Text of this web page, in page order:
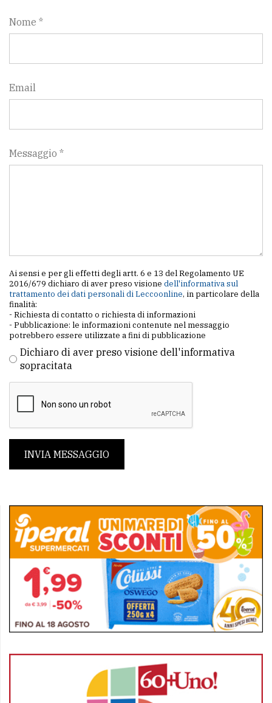
Nome *
Email
Messaggio *
Ai sensi e per gli effetti degli artt. 6 e 13 del Regolamento UE
2016/679 dichiaro di aver preso visione dell'informativa sul
trattamento dei dati personali di Leccoonline, in particolare della
finalità:
- Richiesta di contatto o richiesta di informazioni
- Pubblicazione: le informazioni contenute nel messaggio
potrebbero essere utilizzate a fini di pubblicazione
Dichiaro di aver preso visione dell'informativa
sopracitata
INVIA MESSAGGIO